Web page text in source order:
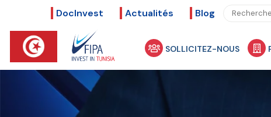
DocInvest Actualités Blog
SOLLICITEZ-NOUS